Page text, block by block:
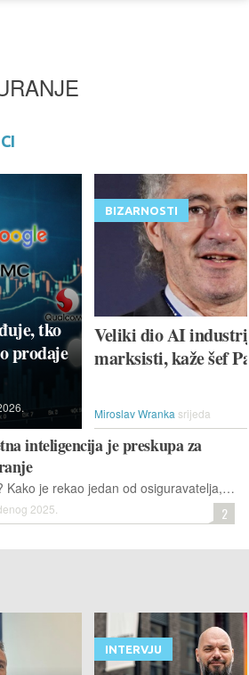
tko
prodaje
BIZARNOSTI
Veliki dio AI
marksisti, kaže šef
Miroslav Wranka srijeda
inteligencija je preskupa za
Zašto? Kako je rekao jedan od osiguravatelja, za njih je to "prevelika crna kutija" koja bi ih mogla gurnuti u stečaj umiješa li se neki od široko korištenih modela umjetne inteligencije.
2025. 2
INTERVJU